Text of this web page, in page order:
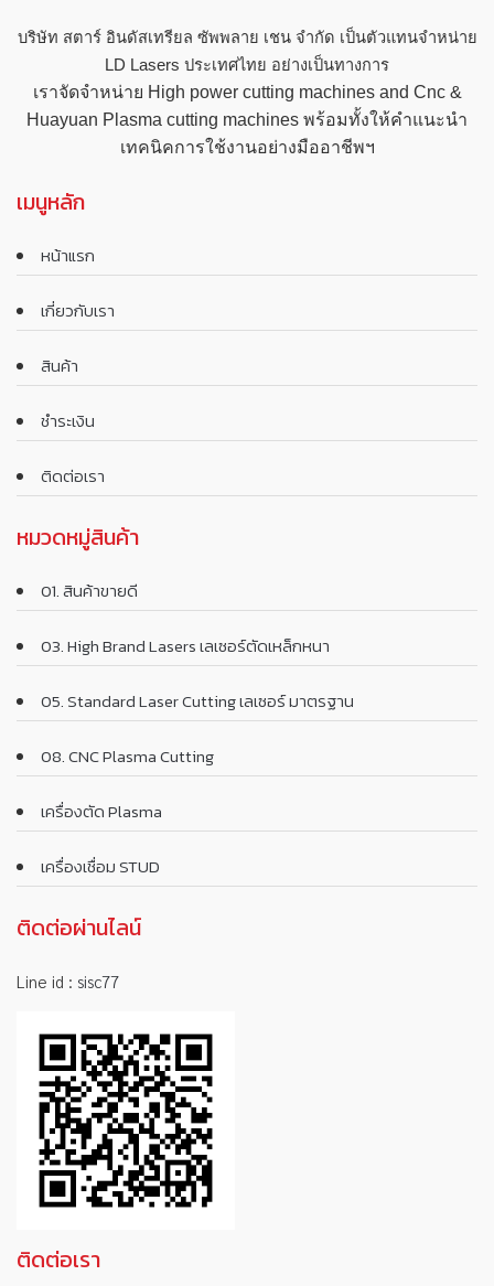
บริษัท สตาร์ อินดัสเทรียล ซัพพลาย เชน จำกัด เป็นตัวแทนจำหน่าย
LD Lasers ประเทศไทย อย่างเป็นทางการ
เราจัดจำหน่าย High power cutting machines and Cnc &
Huayuan Plasma cutting machines พร้อมทั้งให้คำแนะนำ
เทคนิคการใช้งานอย่างมืออาชีพฯ
เมนูหลัก
หน้าแรก
เกี่ยวกับเรา
สินค้า
ชำระเงิน
ติดต่อเรา
หมวดหมู่สินค้า
01. สินค้าขายดี
03. High Brand Lasers เลเซอร์ตัดเหล็กหนา
05. Standard Laser Cutting เลเซอร์ มาตรฐาน
08. CNC Plasma Cutting
เครื่องตัด Plasma
เครื่องเชื่อม STUD
ติดต่อผ่านไลน์
Line id : sisc77
ติดต่อเรา